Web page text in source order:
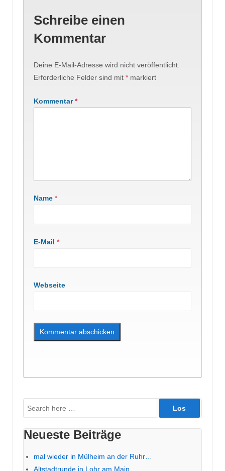
Schreibe einen
Kommentar
Deine E-Mail-Adresse wird nicht veröffentlicht.
Erforderliche Felder sind mit * markiert
Kommentar*
Name *
E-Mail *
Webseite
Suche
nach:
Neueste Beiträge
mal wieder in Mülheim an der Ruhr…
Altstadtrunde in Lohr am Main